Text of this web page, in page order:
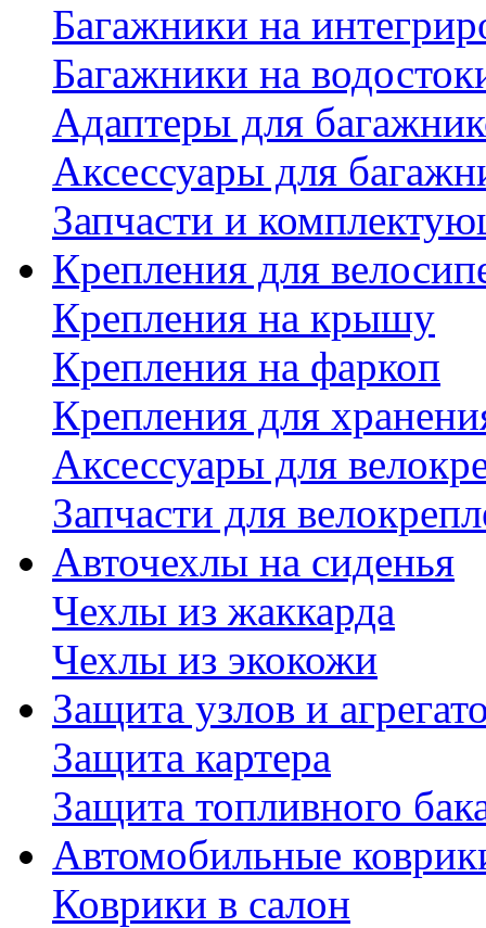
Багажники на
Багажники на
Адаптеры для
Аксессуары для
Запчасти и
Крепления для
Крепления на крышу
Крепления на фаркоп
Крепления для
Аксессуары для
Запчасти для
Авточехлы на сиденья
Чехлы из жаккарда
Чехлы из экокожи
Защита узлов и
Защита картера
Защита топливного
Автомобильные
Коврики в салон